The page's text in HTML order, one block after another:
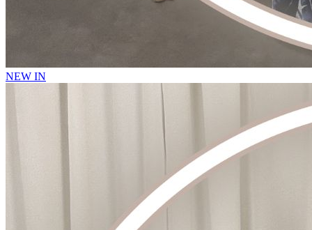
NEW IN